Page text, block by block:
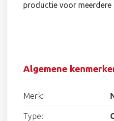
productie voor meerdere
Algemene
Merk:
Type: